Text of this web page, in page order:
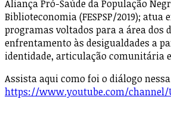
Aliança Pró-Saúde da População
Biblioteconomia (FESPSP/2019); atua
programas voltados para a área dos
enfrentamento às desigualdades a
identidade, articulação comunitária
Assista aqui como foi o diálogo
https://www.youtube.com/channel/